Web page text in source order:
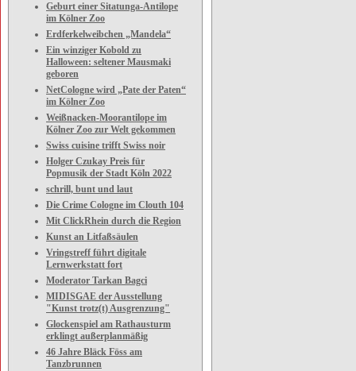
Geburt einer Sitatunga-Antilope
im Kölner Zoo
Erdferkelweibchen „Mandela“
Ein winziger Kobold zu
Halloween: seltener Mausmaki
geboren
NetCologne wird „Pate der Paten“
im Kölner Zoo
Weißnacken-Moorantilope im
Kölner Zoo zur Welt gekommen
Swiss cuisine trifft Swiss noir
Holger Czukay Preis für
Popmusik der Stadt Köln 2022
schrill, bunt und laut
Die Crime Cologne im Clouth 104
Mit ClickRhein durch die Region
Kunst an Litfaßsäulen
Vringstreff führt digitale
Lernwerkstatt fort
Moderator Tarkan Bagci
MIDISGAE der Ausstellung
"Kunst trotz(t) Ausgrenzung"
Glockenspiel am Rathausturm
erklingt außerplanmäßig
46 Jahre Bläck Föss am
Tanzbrunnen